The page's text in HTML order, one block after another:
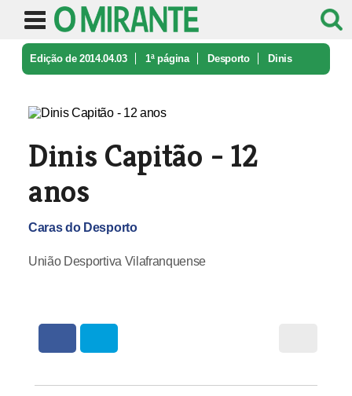
Edição de 2014.04.03 1ª página Desporto Dinis
Dinis Capitão - 12
anos
Caras do Desporto
União Desportiva Vilafranquense